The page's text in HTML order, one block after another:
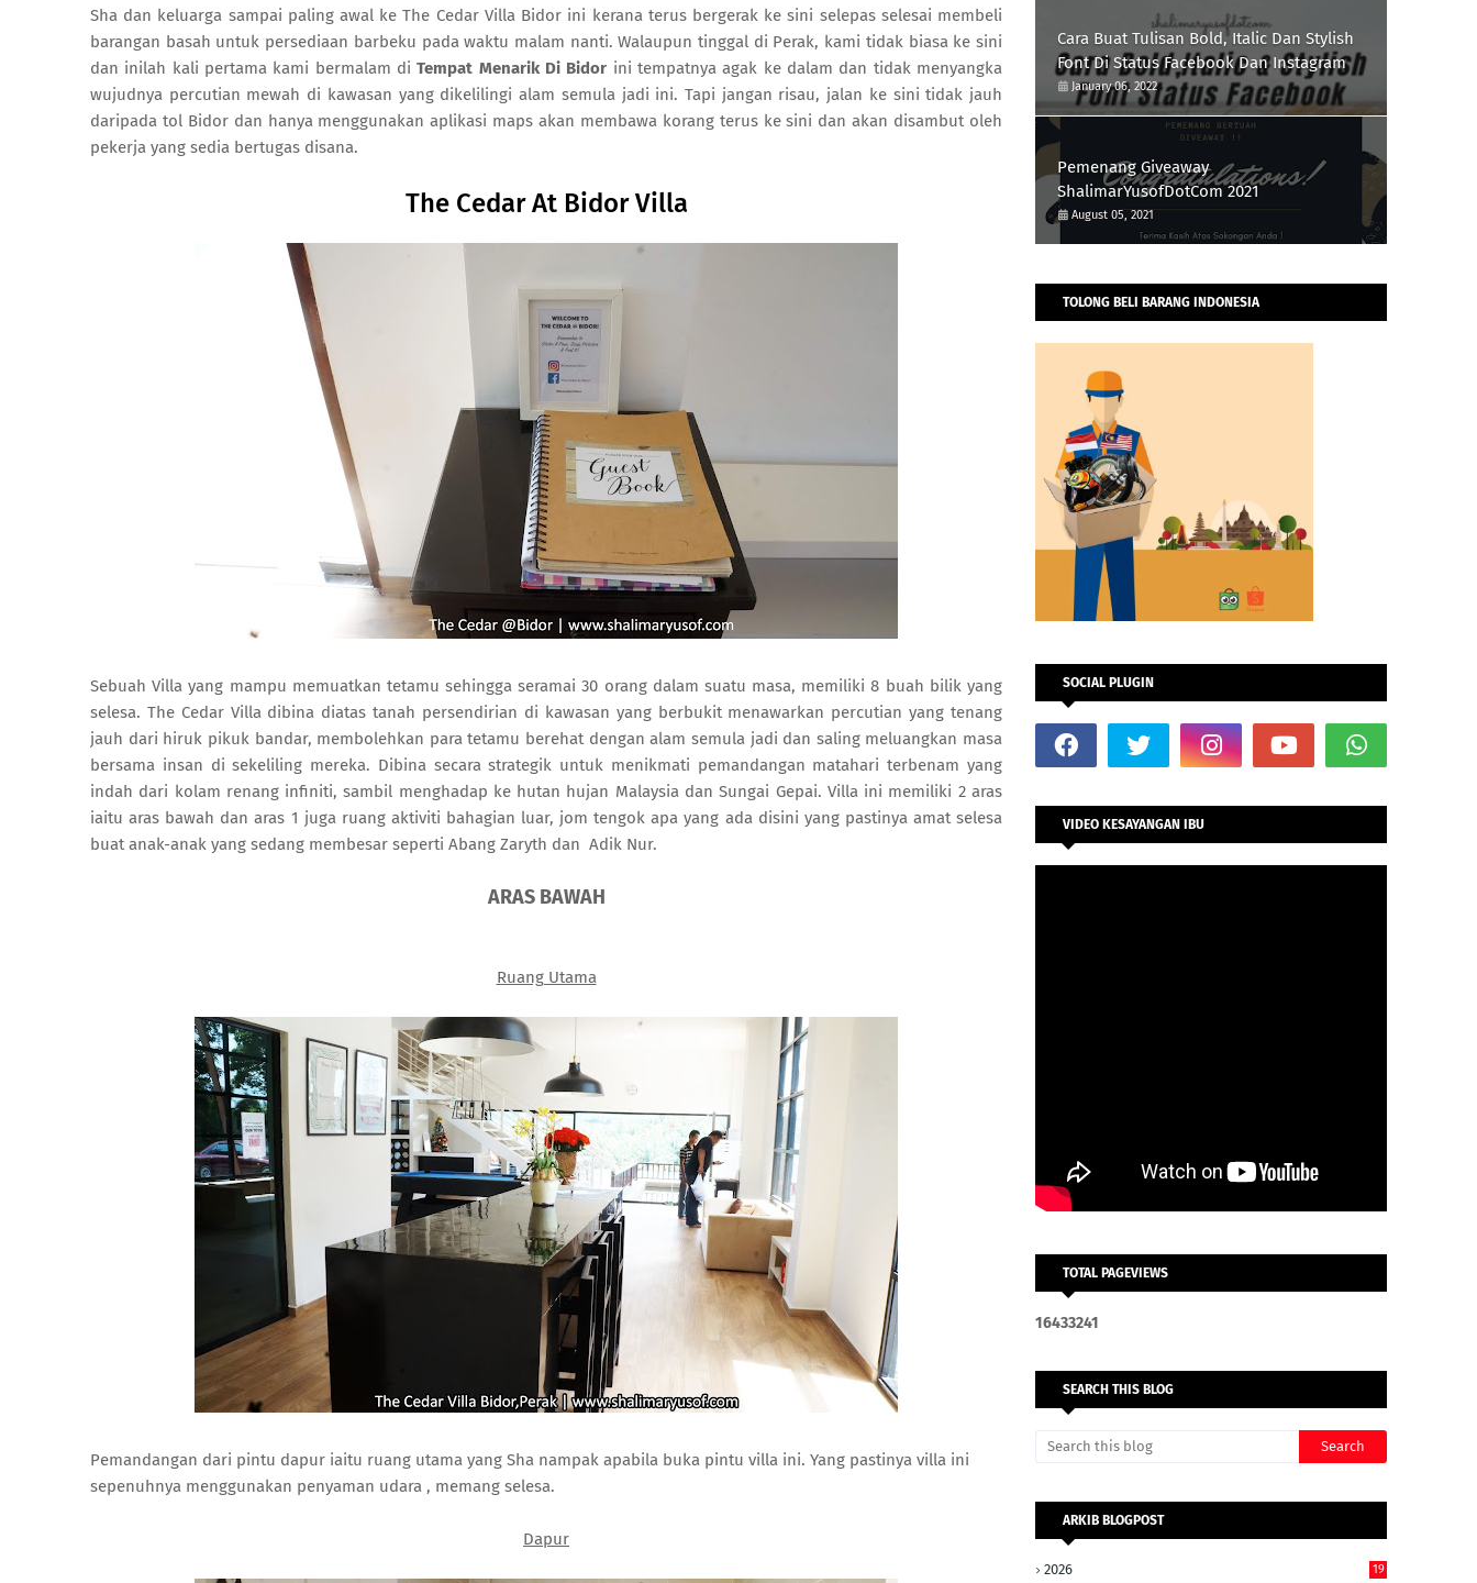
Sha dan keluarga sampai paling awal ke The Cedar Villa Bidor ini kerana terus bergerak ke sini selepas selesai membeli
barangan basah untuk persediaan barbeku pada waktu malam nanti. Walaupun tinggal di Perak, kami tidak biasa ke sini
dan inilah kali pertama kami bermalam diTempat Menarik Di Bidor ini tempatnya agak ke dalam dan tidak menyangka
wujudnya percutian mewah di kawasan yang dikelilingi alam semula jadi ini. Tapi jangan risau, jalan ke sini tidak jauh
daripada tol Bidor dan hanya menggunakan aplikasi maps akan membawa korang terus ke sini dan akan disambut oleh
pekerja yang sedia bertugas disana.
The Cedar At Bidor Villa
Sebuah Villa yang mampu memuatkan tetamu sehingga seramai 30 orang dalam suatu masa, memiliki 8 buah bilik yang
selesa. The Cedar Villa dibina diatas tanah persendirian di kawasan yang berbukitmenawarkan percutian yang tenang
jauh dari hiruk pikuk bandar, membolehkan para tetamu berehat dengan alam semula jadi dan saling meluangkan masa
bersama insan di sekeliling mereka. Dibina secara strategik untuk menikmati pemandangan matahari terbenam yang
indah dari kolam renang infiniti, sambil menghadap ke hutan hujan Malaysia dan Sungai Gepai. Villa ini memiliki 2 aras
iaitu aras bawah dan aras 1 juga ruang aktiviti bahagian luar, jom tengok apa yang ada disini yang pastinya amat selesa
buat anak-anak yang sedang membesar seperti Abang Zaryth dan Adik Nur.
ARAS BAWAH
Ruang Utama
Pemandangan dari pintu dapur iaitu ruang utama yang Sha nampak apabila buka pintu villa ini. Yang pastinya villa ini
sepenuhnya menggunakan penyaman udara , memang selesa.
Dapur
Cara Buat Tulisan Bold, Italic Dan Stylish
Font Di Status Facebook Dan Instagram
January 06, 2022
Pemenang Giveaway
ShalimarYusofDotCom 2021
August 05, 2021
TOLONG BELI BARANG INDONESIA
SOCIAL PLUGIN
VIDEO KESAYANGAN IBU
TOTAL PAGEVIEWS
16433241
SEARCH THIS BLOG
ARKIB BLOGPOST
2026 19